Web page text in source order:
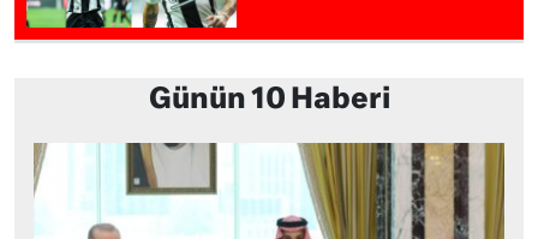
Günün 10 Haberi